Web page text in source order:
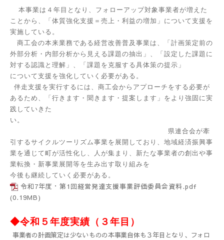
本事業は４年目となり、フォローアップ対象事業者が増えた
ことから、「体質強化支援＝売上・利益の増加」について支援を
実施している。
商工会の本来業務である経営改善普及事業は、「計画策定前の
外部分析・内部分析から見える課題の抽出」、
「設定した課題に
対する認識と理解」、
「課題を克服する具体策の提示」
について支援を強化していく必要がある。
伴走支援を実行するには、商工会からアプローチをする必要が
あるため、「行きます・聞きます・提案します」をより強固に実
践していきた
い。
県連合会が牽
引するサイクルツーリズム事業を展開しており、地域経済振興事
業を通じて町が活性化し、人が集まり、新たな事業者の創出や事
業転換・ 新事業展開等を生み出す取り組みを
今後も継続していく必要がある。
令和7年度・第1回経営発達支援事業評価委員会資料.pdf
(0.19MB)
◆令和５年度実績（３年目 ）
事業者の計画策定は少ないものの本事業自体も３年目となり、フォロ